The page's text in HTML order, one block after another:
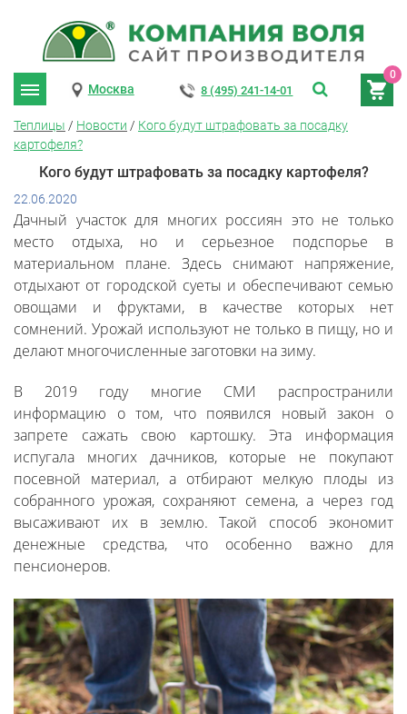
0
Москва 8 (495) 241-14-01
Теплицы / Новости / Кого будут штрафовать за посадку
картофеля?
Кого будут штрафовать за посадку картофеля?
22.06.2020
Дачный участок для многих россиян это не только
место отдыха, но и серьезное подспорье в
материальном плане. Здесь снимают напряжение,
отдыхают от городской суеты и обеспечивают семью
овощами и фруктами, в качестве которых нет
сомнений. Урожай используют не только в пищу, но и
делают многочисленные заготовки на зиму.
В 2019 году многие СМИ распространили
информацию о том, что появился новый закон о
запрете сажать свою картошку. Эта информация
испугала многих дачников, которые не покупают
посевной материал, а отбирают мелкую плоды из
собранного урожая, сохраняют семена, а через год
высаживают их в землю. Такой способ экономит
денежные средства, что особенно важно для
пенсионеров.